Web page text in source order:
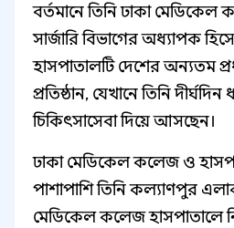
বর্তমানে তিনি ঢাকা
সার্জারি বিভাগের অধ্যাপক
হাসপাতালটি দেশের অন্যতম
প্রতিষ্ঠান, যেখানে তিনি
চিকিৎসাসেবা দিয়ে আসছেন।
ঢাকা মেডিকেল কলেজ ও
পাশাপাশি তিনি কল্যাণপুর
মেডিকেল কলেজ হাসপাতালে